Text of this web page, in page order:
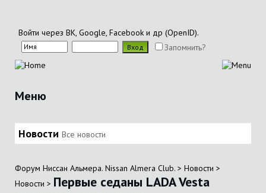
Войти через ВК, Google, Facebook и др (OpenID).
Запомнить?
Меню
Новости Все новости
Форум Ниссан Альмера. Nissan Almera Club. > Новости >
Новости > Первые седаны LADA Vesta